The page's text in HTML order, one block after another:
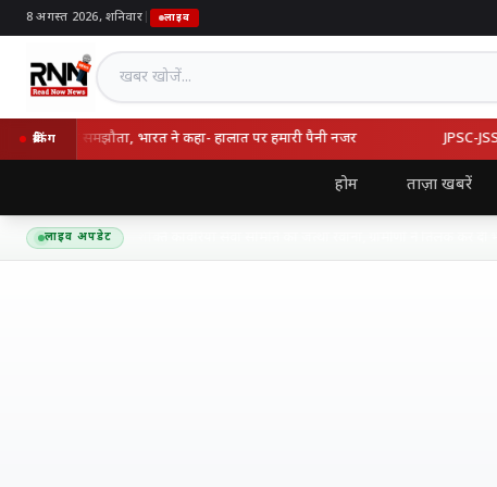
8 अगस्त 2026, शनिवार| लाइव
ब्रेकिंग
का रक्षा समझौता, भारत ने कहा- हालात पर हमारी पैनी नजर JPSC-
होम ताज़ा खबरें
लाइव अपडेट
धाम के लिए शिव शक्ति कांवरिया सेवा समिति का जत्था रवाना, ग्रामीणों ने तिलक कर दी